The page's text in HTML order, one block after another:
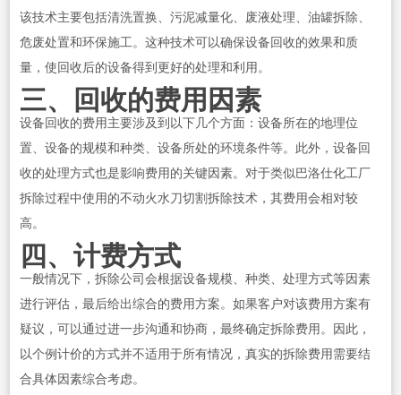
该技术主要包括清洗置换、污泥减量化、废液处理、油罐拆除、
危废处置和环保施工。这种技术可以确保设备回收的效果和质
量，使回收后的设备得到更好的处理和利用。
三、回收的费用因素
设备回收的费用主要涉及到以下几个方面：设备所在的地理位
置、设备的规模和种类、设备所处的环境条件等。此外，设备回
收的处理方式也是影响费用的关键因素。对于类似巴洛仕化工厂
拆除过程中使用的不动火水刀切割拆除技术，其费用会相对较
高。
四、计费方式
一般情况下，拆除公司会根据设备规模、种类、处理方式等因素
进行评估，最后给出综合的费用方案。如果客户对该费用方案有
疑议，可以通过进一步沟通和协商，最终确定拆除费用。因此，
以个例计价的方式并不适用于所有情况，真实的拆除费用需要结
合具体因素综合考虑。